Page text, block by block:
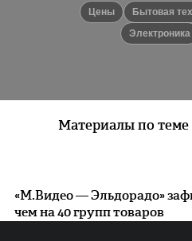
Цены Бытовая
электроника
Материалы по теме
«М.Видео — Эльдорадо»
чем на 40 групп товаров